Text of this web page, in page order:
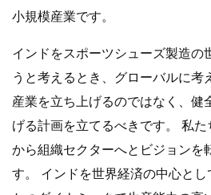
小規模産業です。
インドをスポーツシューズ製造の
うと考えるとき、グローバルに考
産業を立ち上げるのではなく、健
げる計画を立てるべきです。 私
から組織セクターへとビジョンを
す。 インドを世界経済の中心と